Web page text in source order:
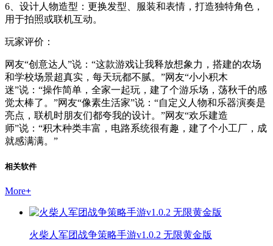
6、设计人物造型：更换发型、服装和表情，打造独特角色，
用于拍照或联机互动。
玩家评价：
网友“创意达人”说：“这款游戏让我释放想象力，搭建的农场
和学校场景超真实，每天玩都不腻。”网友“小小积木
迷”说：“操作简单，全家一起玩，建了个游乐场，荡秋千的感
觉太棒了。”网友“像素生活家”说：“自定义人物和乐器演奏是
亮点，联机时朋友们都夸我的设计。”网友“欢乐建造
师”说：“积木种类丰富，电路系统很有趣，建了个小工厂，成
就感满满。”
相关软件
More+
火柴人军团战争策略手游v1.0.2 无限黄金版